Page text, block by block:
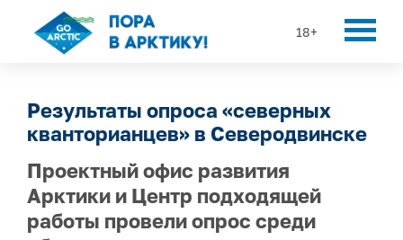
18+
Результаты опроса «северных
кванторианцев» в Северодвинске
Проектный офис развития
Арктики и Центр подходящей
работы провели опрос среди